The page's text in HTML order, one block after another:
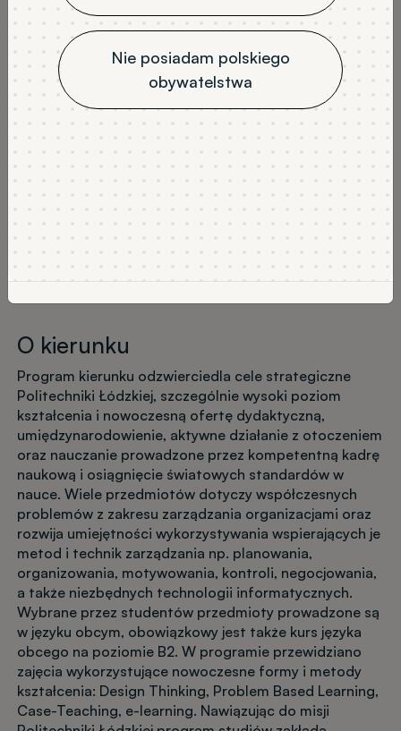
Nie posiadam polskiego
obywatelstwa
stacjonarne
niestacjonarne
4
JĘZYK WYKŁADOWY
polski
Program studiów
Rekrutacja na semestr zimowy
Wykaz tytułów
O kierunku
Program kierunku odzwierciedla cele strategiczne
Politechniki Łódzkiej, szczególnie wysoki poziom
kształcenia i nowoczesną ofertę dydaktyczną,
umiędzynarodowienie, aktywne działanie z otoczeniem
oraz nauczanie prowadzone przez kompetentną kadrę
naukową i osiągnięcie światowych standardów w
nauce. Wiele przedmiotów dotyczy współczesnych
problemów z zakresu zarządzania organizacjami oraz
rozwija umiejętności wykorzystywania wspierających je
metod i technik zarządzania np. planowania,
organizowania, motywowania, kontroli, negocjowania,
a także niezbędnych technologii informatycznych.
Wybrane przez studentów przedmioty prowadzone są
w języku obcym, obowiązkowy jest także kurs języka
obcego na poziomie B2. W programie przewidziano
zajęcia wykorzystujące nowoczesne formy i metody
kształcenia: Design Thinking, Problem Based Learning,
Case-Teaching, e-learning. Nawiązując do misji